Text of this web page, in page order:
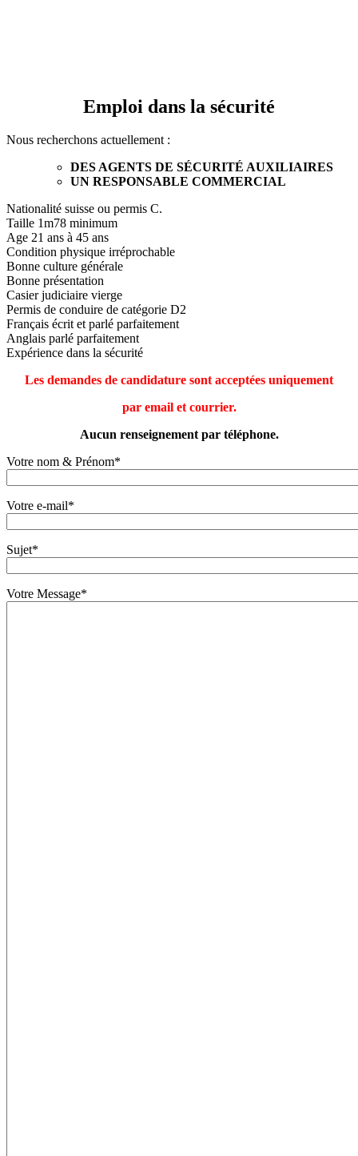
Emploi dans la sécurité
Nous recherchons actuellement :
DES AGENTS DE SÉCURITÉ AUXILIAIRES
UN RESPONSABLE COMMERCIAL
Nationalité suisse ou permis C.
Taille 1m78 minimum
Age 21 ans à 45 ans
Condition physique irréprochable
Bonne culture générale
Bonne présentation
Casier judiciaire vierge
Permis de conduire de catégorie D2
Français écrit et parlé parfaitement
Anglais parlé parfaitement
Expérience dans la sécurité
Les demandes de candidature sont acceptées uniquement
par email et courrier.
Aucun renseignement par téléphone.
Votre nom & Prénom*
Votre e-mail*
Sujet*
Votre Message*